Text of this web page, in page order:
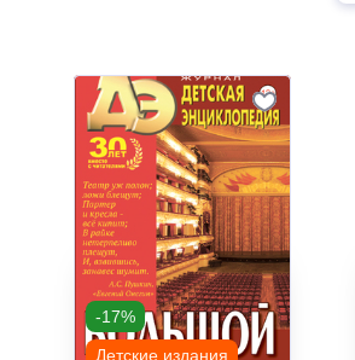
-17%
Детские издания